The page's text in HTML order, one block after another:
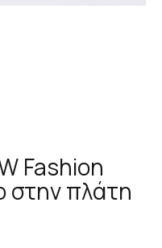
Fashion
στην πλάτη